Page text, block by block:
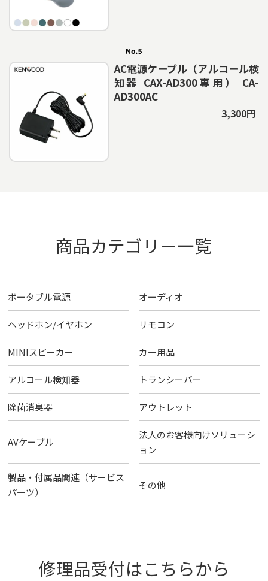
AC電源ケーブル（アルコール検
知器 CAX-AD300専用） CA-
AD300AC
3,300円
商品カテゴリー一覧
ポータブル電源 オーディオ
ヘッドホン/イヤホン リモコン
MINIスピーカー カー用品
アルコール検知器 トランシーバー
除菌消臭器 アウトレット
AVケーブル
法人のお客様向けソリューシ
ョン
製品・付属品関連（サービス
パーツ）
その他
修理品受付はこちらから